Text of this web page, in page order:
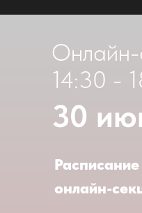
онлайн-
Онлайн-
14:30 -
30